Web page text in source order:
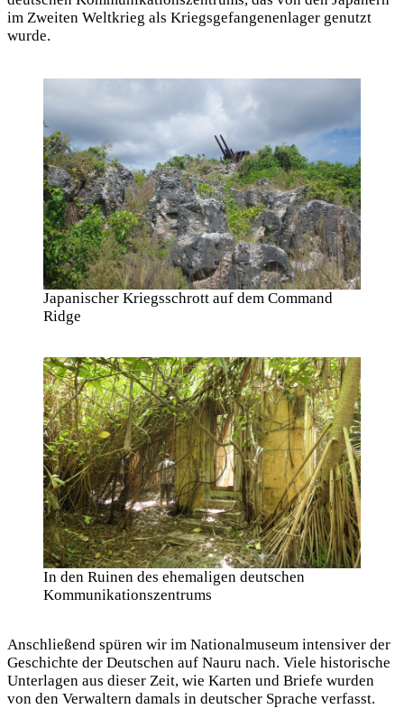
im Zweiten Weltkrieg als Kriegsgefangenenlager genutzt
wurde.
Japanischer Kriegsschrott auf dem Command
Ridge
In den Ruinen des ehemaligen deutschen
Kommunikationszentrums
Anschließend spüren wir im Nationalmuseum intensiver der
Geschichte der Deutschen auf Nauru nach. Viele historische
Unterlagen aus dieser Zeit, wie Karten und Briefe wurden
von den Verwaltern damals in deutscher Sprache verfasst.